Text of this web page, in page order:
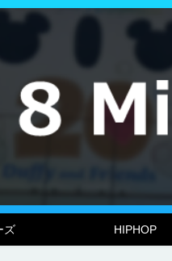
ズ HIPHOP